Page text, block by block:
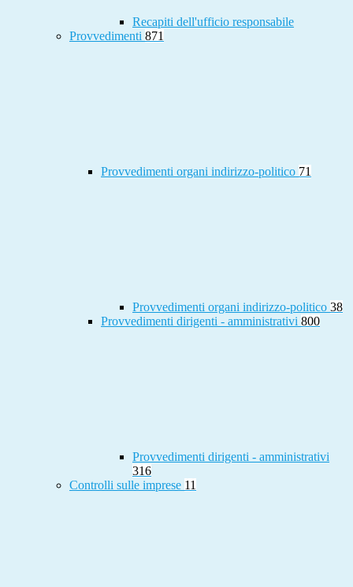
Recapiti dell'ufficio responsabile
Provvedimenti 871
Provvedimenti organi indirizzo-politico 71
Provvedimenti organi indirizzo-politico 38
Provvedimenti dirigenti - amministrativi 800
Provvedimenti dirigenti - amministrativi
316
Controlli sulle imprese 11